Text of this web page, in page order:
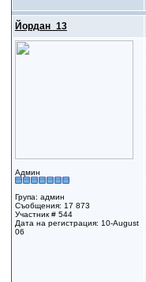
Йордан_13
Админ
Група: админ
Съобщения: 17 873
Участник # 544
Дата на регистрация: 10-August
06